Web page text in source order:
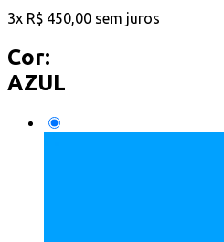
3x R$ 450,00 sem juros
Cor:
AZUL